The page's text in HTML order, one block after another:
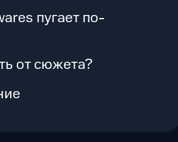
пугает по-
от сюжета?